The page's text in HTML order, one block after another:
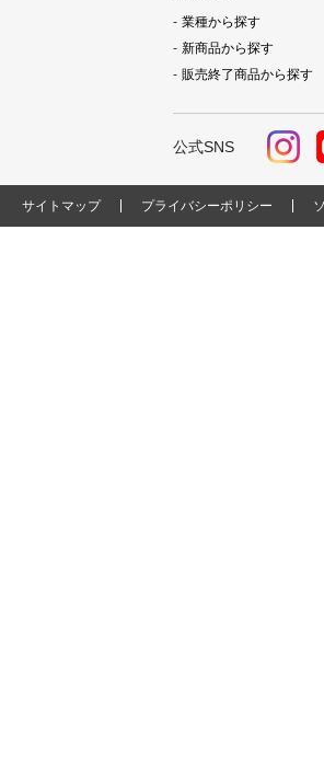
業種から探す
新商品から探す
販売終了商品から探す
公式SNS
サイトマップ プライバシーポリシー